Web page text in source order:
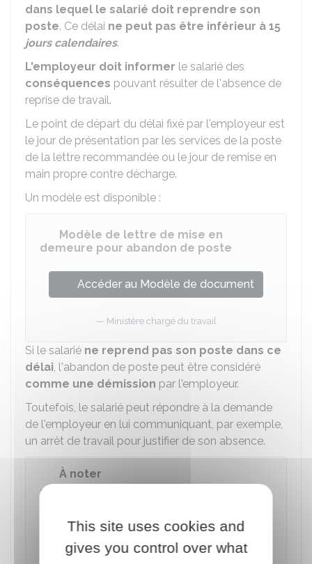
dans lequel le salarié doit reprendre son
poste. Ce délai ne peut pas être inférieur à 15
jours calendaires.
L'employeur doit informer le salarié des
conséquences pouvant résulter de l'absence de
reprise de travail.
Le point de départ du délai fixé par l'employeur est
le jour de présentation par les services de la poste
de la lettre recommandée ou le jour de remise en
main propre contre décharge.
Un modèle est disponible :
Modèle de lettre de mise en
demeure pour abandon de poste
Accéder au Modèle de document
Ministère chargé du travail
Si le salarié ne reprend pas son poste dans ce
délai, l'abandon de poste peut être considéré
comme une démission par l'employeur.
Toutefois, le salarié peut répondre à la demande
de l'employeur en lui communiquant, par exemple,
un arrêt de travail pour justifier de son absence.
À noter
L'employeur peut décider de ne pas
et de reprendre son poste. Le contrat de
travail du salarié est alors suspendu. Le
This site uses cookies and
gives you control over what